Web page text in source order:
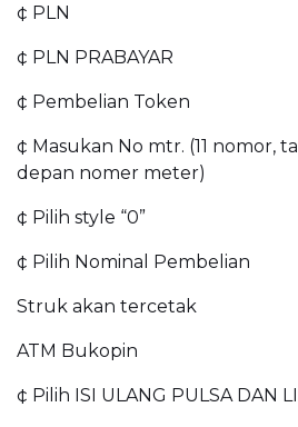
¢ PLN
¢ PLN PRABAYAR
¢ Pembelian Token
¢ Masukan No mtr. (11 nomor,
depan nomer meter)
¢ Pilih style “0”
¢ Pilih Nominal Pembelian
Struk akan tercetak
ATM Bukopin
¢ Pilih ISI ULANG PULSA DAN